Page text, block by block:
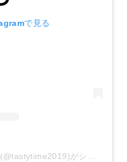
で見る
コストコ&業務スーパー&料理(@tastytime2019)がシェアした投稿